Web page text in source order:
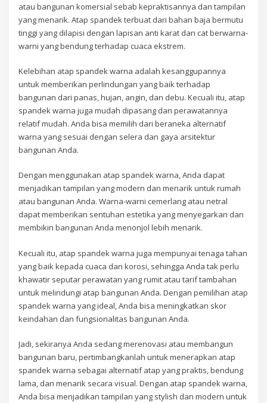
atau bangunan komersial sebab kepraktisannya dan tampilan
yang menarik. Atap spandek terbuat dari bahan baja bermutu
tinggi yang dilapisi dengan lapisan anti karat dan cat berwarna-
warni yang bendung terhadap cuaca ekstrem.
Kelebihan atap spandek warna adalah kesanggupannya
untuk memberikan perlindungan yang baik terhadap
bangunan dari panas, hujan, angin, dan debu. Kecuali itu, atap
spandek warna juga mudah dipasang dan perawatannya
relatif mudah. Anda bisa memilih dari beraneka alternatif
warna yang sesuai dengan selera dan gaya arsitektur
bangunan Anda.
Dengan menggunakan atap spandek warna, Anda dapat
menjadikan tampilan yang modern dan menarik untuk rumah
atau bangunan Anda. Warna-warni cemerlang atau netral
dapat memberikan sentuhan estetika yang menyegarkan dan
membikin bangunan Anda menonjol lebih menarik.
Kecuali itu, atap spandek warna juga mempunyai tenaga tahan
yang baik kepada cuaca dan korosi, sehingga Anda tak perlu
khawatir seputar perawatan yang rumit atau tarif tambahan
untuk melindungi atap bangunan Anda. Dengan pemilihan atap
spandek warna yang ideal, Anda bisa meningkatkan skor
keindahan dan fungsionalitas bangunan Anda.
Jadi, sekiranya Anda sedang merenovasi atau membangun
bangunan baru, pertimbangkanlah untuk menerapkan atap
spandek warna sebagai alternatif atap yang praktis, bendung
lama, dan menarik secara visual. Dengan atap spandek warna,
Anda bisa menjadikan tampilan yang stylish dan modern untuk